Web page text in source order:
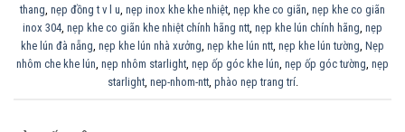
thang, nẹp đồng t v l u, nẹp inox khe khe nhiệt, nẹp khe co giãn, nẹp khe co giãn
inox 304, nẹp khe co giãn khe nhiệt chính hãng ntt, nẹp khe lún chính hãng, nẹp
khe lún đà nẵng, nẹp khe lún nhà xưởng, nẹp khe lún ntt, nẹp khe lún tường, Nẹp
nhôm che khe lún, nẹp nhôm starlight, nẹp ốp góc khe lún, nẹp ốp góc tường, nẹp
starlight, nep-nhom-ntt, phào nẹp trang trí.